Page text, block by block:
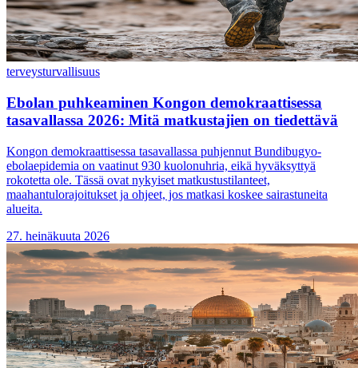
terveysturvallisuus
Ebolan puhkeaminen Kongon demokraattisessa
tasavallassa 2026: Mitä matkustajien on tiedettävä
Kongon demokraattisessa tasavallassa puhjennut Bundibugyo-
ebolaepidemia on vaatinut 930 kuolonuhria, eikä hyväksyttyä
rokotetta ole. Tässä ovat nykyiset matkustustilanteet,
maahantulorajoitukset ja ohjeet, jos matkasi koskee sairastuneita
alueita.
27. heinäkuuta 2026